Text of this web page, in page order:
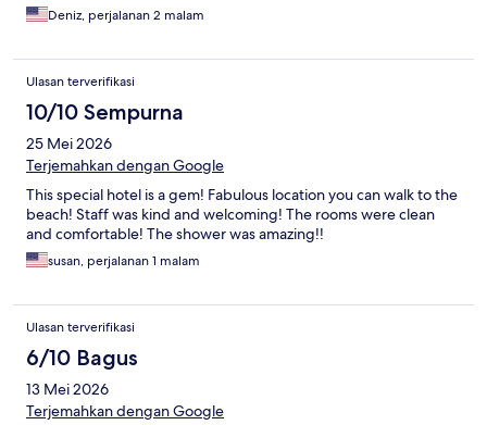
Deniz, perjalanan 2 malam
Ulasan terverifikasi
10/10 Sempurna
25 Mei 2026
Terjemahkan dengan Google
This special hotel is a gem! Fabulous location you can walk to the
beach! Staff was kind and welcoming! The rooms were clean
and comfortable! The shower was amazing!!
susan, perjalanan 1 malam
Ulasan terverifikasi
6/10 Bagus
13 Mei 2026
Terjemahkan dengan Google